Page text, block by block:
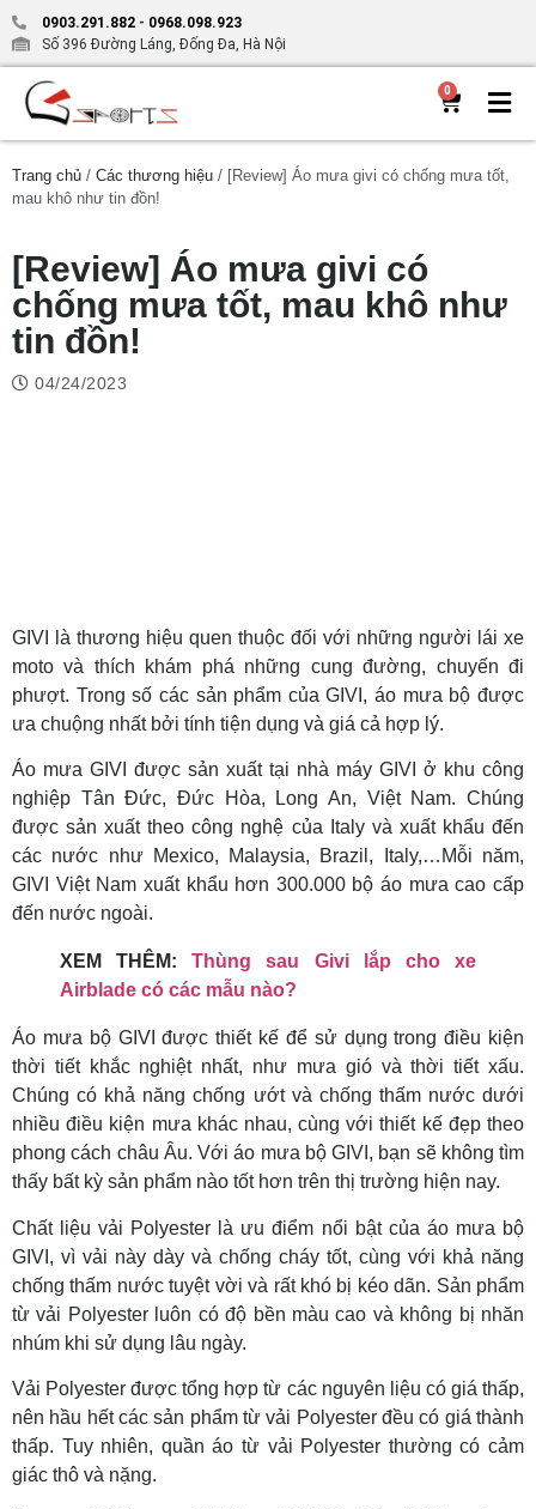
0903.291.882 - 0968.098.923
Số 396 Đường Láng, Đống Đa, Hà Nội
0
Trang chủ / Các thương hiệu / [Review] Áo mưa givi có chống mưa tốt,
mau khô như tin đồn!
[Review] Áo mưa givi có
chống mưa tốt, mau khô như
tin đồn!
04/24/2023
GIVI là thương hiệu quen thuộc đối với những người lái xe
moto và thích khám phá những cung đường, chuyến đi
phượt. Trong số các sản phẩm của GIVI, áo mưa bộ được
ưa chuộng nhất bởi tính tiện dụng và giá cả hợp lý.
Áo mưa GIVI được sản xuất tại nhà máy GIVI ở khu công
nghiệp Tân Đức, Đức Hòa, Long An, Việt Nam. Chúng
được sản xuất theo công nghệ của Italy và xuất khẩu đến
các nước như Mexico, Malaysia, Brazil, Italy,…Mỗi năm,
GIVI Việt Nam xuất khẩu hơn 300.000 bộ áo mưa cao cấp
đến nước ngoài.
XEM THÊM:Thùng sau Givi lắp cho xe
Airblade có các mẫu nào?
Áo mưa bộ GIVI được thiết kế để sử dụng trong điều kiện
thời tiết khắc nghiệt nhất, như mưa gió và thời tiết xấu.
Chúng có khả năng chống ướt và chống thấm nước dưới
nhiều điều kiện mưa khác nhau, cùng với thiết kế đẹp theo
phong cách châu Âu. Với áo mưa bộ GIVI, bạn sẽ không tìm
thấy bất kỳ sản phẩm nào tốt hơn trên thị trường hiện nay.
Chất liệu vải Polyester là ưu điểm nổi bật của áo mưa bộ
GIVI, vì vải này dày và chống cháy tốt, cùng với khả năng
chống thấm nước tuyệt vời và rất khó bị kéo dãn. Sản phẩm
từ vải Polyester luôn có độ bền màu cao và không bị nhăn
nhúm khi sử dụng lâu ngày.
Vải Polyester được tổng hợp từ các nguyên liệu có giá thấp,
nên hầu hết các sản phẩm từ vải Polyester đều có giá thành
thấp. Tuy nhiên, quần áo từ vải Polyester thường có cảm
giác thô và nặng.